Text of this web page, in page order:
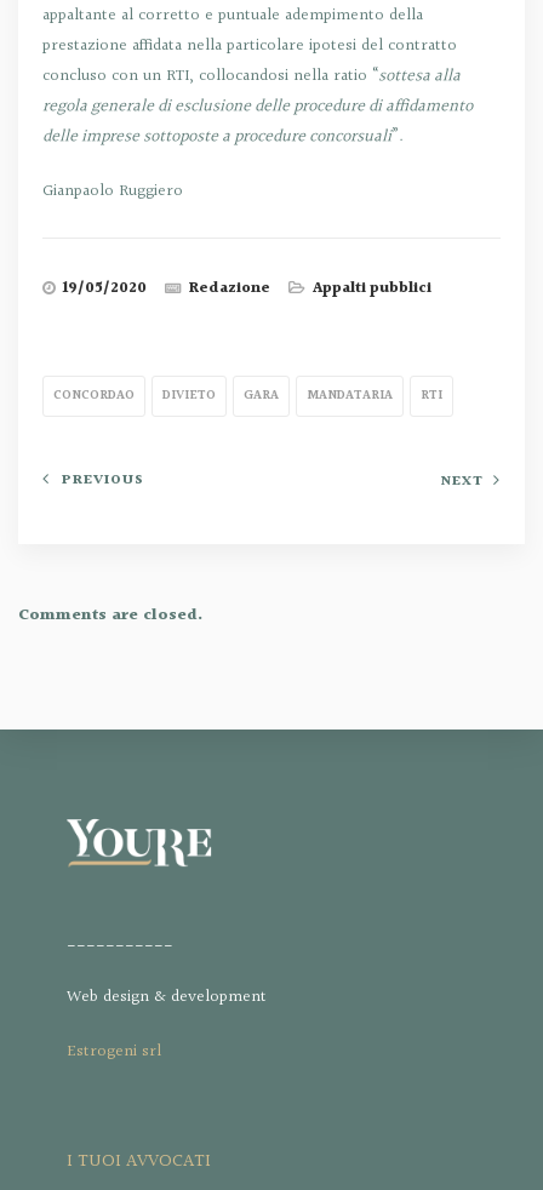
appaltante al corretto e puntuale adempimento della
prestazione affidata nella particolare ipotesi del contratto
concluso con un RTI, collocandosi nella ratio “sottesa alla
regola generale di esclusione delle procedure di affidamento
delle imprese sottoposte a procedure concorsuali”.
Gianpaolo Ruggiero
19/05/2020 Redazione Appalti pubblici
CONCORDAO DIVIETO GARA MANDATARIA RTI
PREVIOUS NEXT
Comments are closed.
___________
Web design & development
Estrogeni srl
I TUOI AVVOCATI